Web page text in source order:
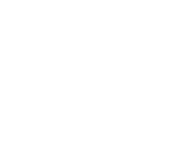
弊社は、お客様に対